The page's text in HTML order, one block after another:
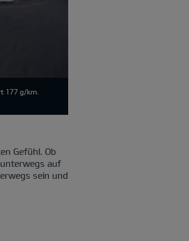
177 g/km.
Gefühl. Ob
auf
sein und